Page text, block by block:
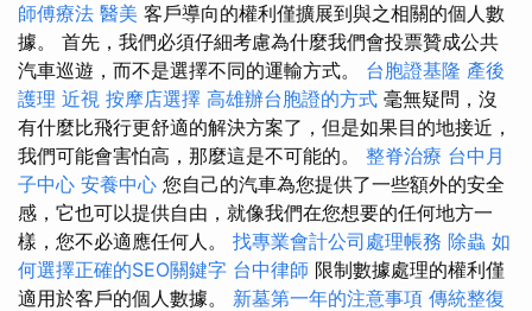
師傅療法 醫美 客戶導向的權利僅擴展到與之相關的個人數
據。 首先，我們必須仔細考慮為什麼我們會投票贊成公共
汽車巡遊，而不是選擇不同的運輸方式。 台胞證基隆 產後
護理 近視 按摩店選擇 高雄辦台胞證的方式 毫無疑問，沒
有什麼比飛行更舒適的解決方案了，但是如果目的地接近，
我們可能會害怕高，那麼這是不可能的。 整脊治療 台中月
子中心 安養中心 您自己的汽車為您提供了一些額外的安全
感，它也可以提供自由，就像我們在您想要的任何地方一
樣，您不必適應任何人。 找專業會計公司處理帳務 除蟲 如
何選擇正確的SEO關鍵字 台中律師 限制數據處理的權利僅
適用於客戶的個人數據。 新墓第一年的注意事項 傳統整復